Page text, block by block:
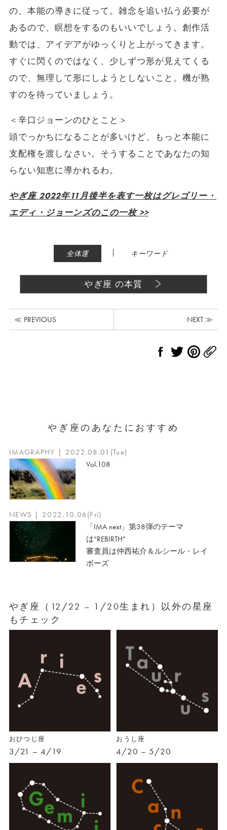
の、本能の導きに従って。雑念を追い払う必要が
あるので、瞑想をするのもいいでしょう。創作活
動では、アイデアがゆっくりと上がってきます。
すぐに閃くのではなく、少しずつ形が見えてくる
ので、無理して形にしようとしないこと。機が熟
すのを待っていましょう。
＜辛口ジョーンのひとこと＞
頭でっかちになることが多いけど、もっと本能に
支配権を渡しなさい。そうすることであなたの知
らない知恵に導かれるわ。
やぎ座 2022年11月後半を表す一枚はグレゴリー・
エディ・ジョーンズのこの一枚 >>
全体運 | キーワード
やぎ座 の本質
≪ PREVIOUS NEXT ≫
やぎ座のあなたにおすすめ
IMAGRAPHY | 2022.08.01(Tue)
Vol.108
NEWS | 2022.10.06(Fri)
「IMA next」第38弾のテーマ
は“REBIRTH”
審査員は仲西祐介＆ルシール・レイ
ボーズ
やぎ座（12/22 – 1/20生まれ）以外の星座
もチェック
おひつじ座
3/21 – 4/19
おうし座
4/20 – 5/20